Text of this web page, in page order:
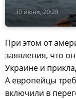
30 июня, 20:28
При этом от
заявления, что
Украине и
А европейцы
включили в